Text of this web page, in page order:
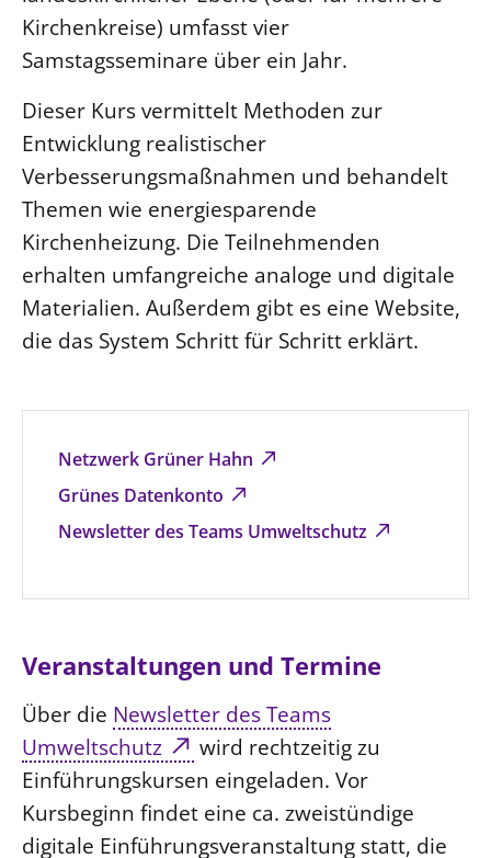
Netzwerk Grüner Hahn
Grünes Datenkonto
Newsletter des Teams Umweltschutz
Kirchenkreise) umfasst vier
Samstagsseminare über ein Jahr.
Dieser Kurs vermittelt Methoden zur
Entwicklung realistischer
Verbesserungsmaßnahmen und behandelt
Themen wie energiesparende
Kirchenheizung. Die Teilnehmenden
erhalten umfangreiche analoge und digitale
Materialien. Außerdem gibt es eine Website,
die das System Schritt für Schritt erklärt.
Veranstaltungen und Termine
Über die Newsletter des Teams
Umweltschutz
wird rechtzeitig zu
Einführungskursen eingeladen. Vor
Kursbeginn findet eine ca. zweistündige
digitale Einführungsveranstaltung statt, die